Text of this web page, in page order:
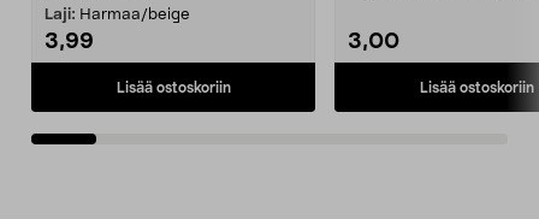
Laji: Harmaa/beige
3,99
Lisää ostoskoriin
3,00
Lisää ostoskoriin